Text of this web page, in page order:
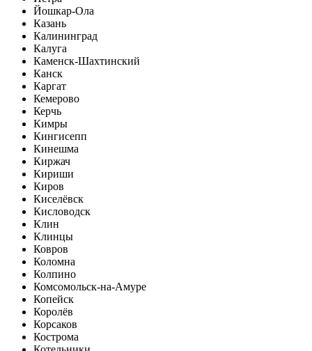
Йошкар-Ола
Казань
Калининград
Калуга
Каменск-Шахтинский
Канск
Каргат
Кемерово
Керчь
Кимры
Кингисепп
Кинешма
Киржач
Кириши
Киров
Киселёвск
Кисловодск
Клин
Клинцы
Ковров
Коломна
Колпино
Комсомольск-на-Амуре
Копейск
Королёв
Корсаков
Кострома